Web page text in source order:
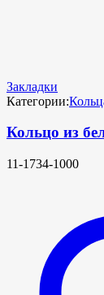
Закладки
Категории:
Кольцо из
11-1734-1000